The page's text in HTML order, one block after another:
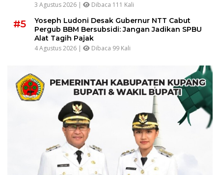
3 Agustus 2026 | Dibaca 111 Kali
#5
Yoseph Ludoni Desak Gubernur NTT Cabut
Pergub BBM Bersubsidi: Jangan Jadikan SPBU
Alat Tagih Pajak
4 Agustus 2026 | Dibaca 99 Kali